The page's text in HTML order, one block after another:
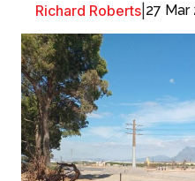
Richard Roberts 27 Mar